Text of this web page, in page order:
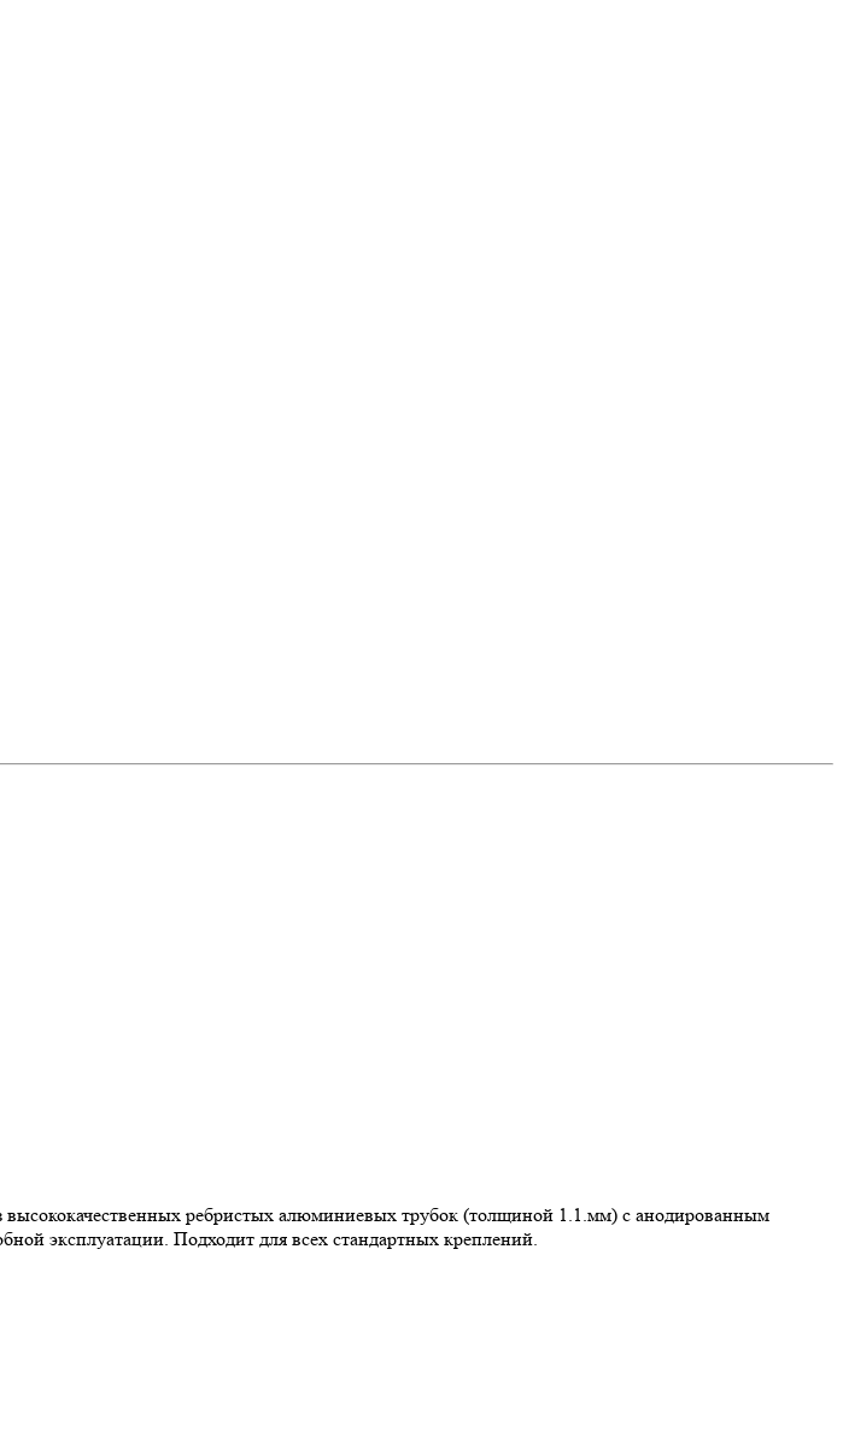
ребристых алюминиевых трубок (толщиной 1.1.мм) с анодированным
эксплуатации. Подходит для всех стандартных креплений.